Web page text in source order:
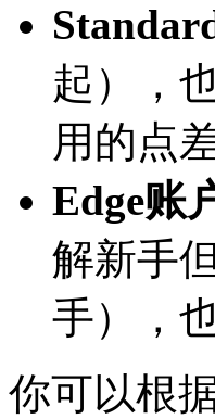
起），
用的点
Edge账
解新手
手），
你可以根